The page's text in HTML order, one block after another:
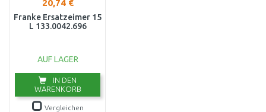
20,74 €
Franke Ersatzeimer 15
L 133.0042.696
AUF LAGER
IN DEN
WARENKORB
Vergleichen